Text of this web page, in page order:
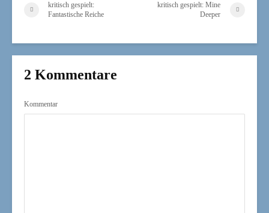
kritisch gespielt:
Fantastische Reiche
kritisch gespielt: Mine
Deeper
2 Kommentare
Kommentar